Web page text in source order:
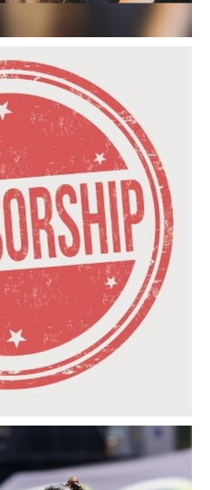
格安・安いレンタカーWEBサイト｜沖縄県 那覇空
カーなら「24レンタカー那覇空港豊見城店」
事例、
ンス実績・事例
営・メンテナンス 仙台
人気の焼肉店と言えば｜焼肉
リーリフォーム 大阪 八尾｜
ーキクヤ様
Instagram